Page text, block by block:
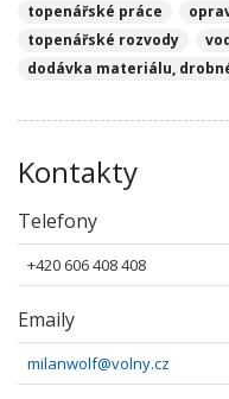
topenářské práce
topenářské rozvody
dodávka materiálu,
Kontakty
Telefony
+420 606 408 408
Emaily
milanwolf@volny.cz